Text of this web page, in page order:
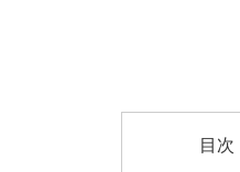
目次